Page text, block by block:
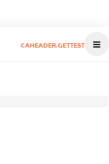
CAHEADER.GETTEST